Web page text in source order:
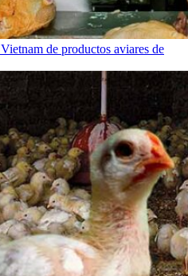
de productos aviares de